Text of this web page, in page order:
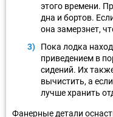
этого времени.
дна и бортов.
она замерзнет,
Пока лодка
приведением в
сидений. Их
вычистить, а
лучше хранить
Фанерные детали